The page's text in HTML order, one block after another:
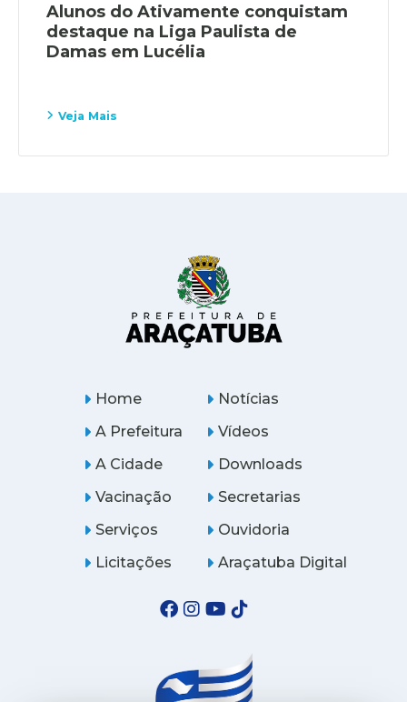
Alunos do Ativamente conquistam
destaque na Liga Paulista de
Damas em Lucélia
Veja Mais
Home
A Prefeitura
A Cidade
Notícias
Vídeos
Downloads
Vacinação
Serviços
Licitações
Secretarias
Ouvidoria
Araçatuba Digital